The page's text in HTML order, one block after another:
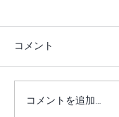
コメント
コメントを追加…